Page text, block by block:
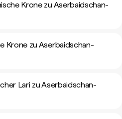
Krone zu Aserbaidschan-
Krone zu Aserbaidschan-
Lari zu Aserbaidschan-